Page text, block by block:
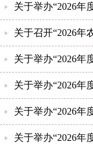
关于举办“2026年
关于召开“2026年
关于举办“2026年
关于举办“2026年
关于举办“2026年
关于举办“2026年